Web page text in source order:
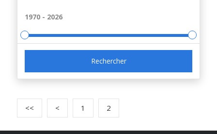
Rechercher
<< < 1 2